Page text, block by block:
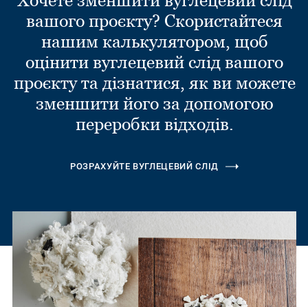
вашого проєкту? Скористайтеся
нашим калькулятором, щоб
оцінити вуглецевий слід вашого
проєкту та дізнатися, як ви можете
зменшити його за допомогою
переробки відходів.
РОЗРАХУЙТЕ ВУГЛЕЦЕВИЙ СЛІД